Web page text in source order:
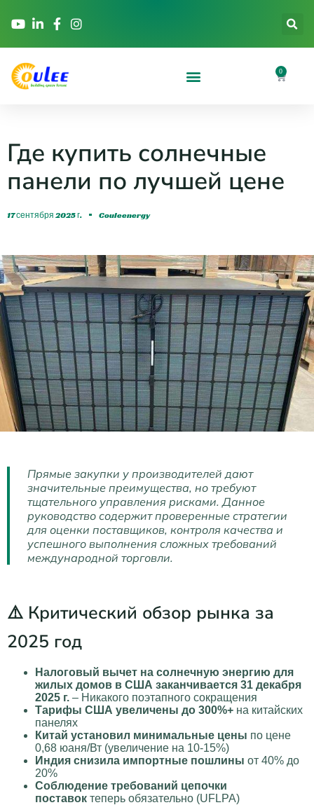
0
Где купить солнечные
панели по лучшей цене
17 сентября 2025 г. Couleenergy
Прямые закупки у производителей дают
значительные преимущества, но требуют
тщательного управления рисками. Данное
руководство содержит проверенные стратегии
для оценки поставщиков, контроля качества и
успешного выполнения сложных требований
международной торговли.
⚠️ Критический обзор рынка за
2025 год
Налоговый вычет на солнечную энергию для
жилых домов в США заканчивается 31 декабря
2025 г. – Никакого поэтапного сокращения
Тарифы США увеличены до 300%+ на китайских
панелях
Китай установил минимальные цены по цене
0,68 юаня/Вт (увеличение на 10-15%)
Индия снизила импортные пошлины от 40% до
20%
Соблюдение требований цепочки
поставок теперь обязательно (UFLPA)